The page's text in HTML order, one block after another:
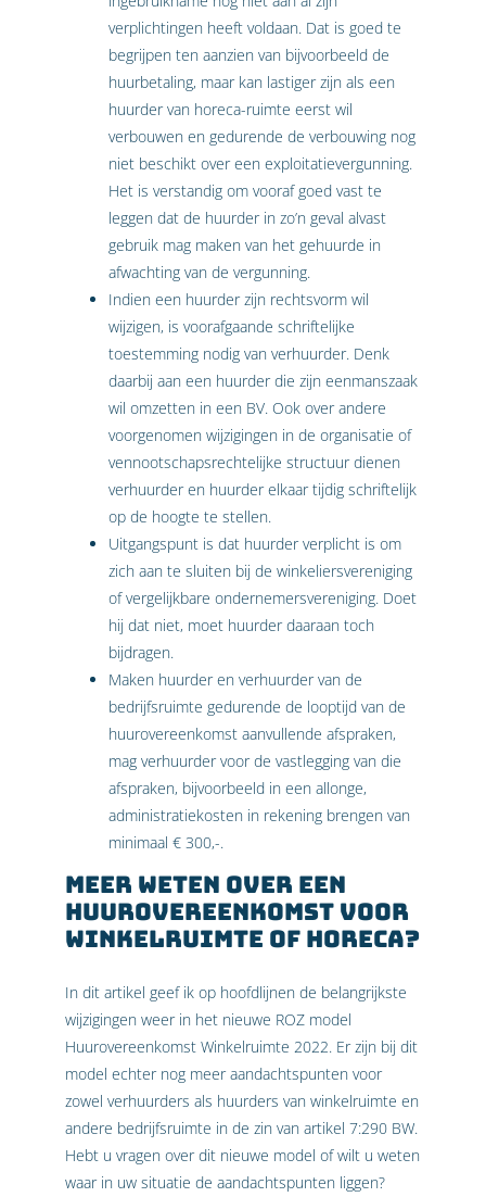
verplichtingen heeft voldaan. Dat is goed te
begrijpen ten aanzien van bijvoorbeeld de
huurbetaling, maar kan lastiger zijn als een
huurder van horeca-ruimte eerst wil
verbouwen en gedurende de verbouwing nog
niet beschikt over een exploitatievergunning.
Het is verstandig om vooraf goed vast te
leggen dat de huurder in zo’n geval alvast
gebruik mag maken van het gehuurde in
afwachting van de vergunning.
Indien een huurder zijn rechtsvorm wil
wijzigen, is voorafgaande schriftelijke
toestemming nodig van verhuurder. Denk
daarbij aan een huurder die zijn eenmanszaak
wil omzetten in een BV. Ook over andere
voorgenomen wijzigingen in de organisatie of
vennootschapsrechtelijke structuur dienen
verhuurder en huurder elkaar tijdig schriftelijk
op de hoogte te stellen.
Uitgangspunt is dat huurder verplicht is om
zich aan te sluiten bij de winkeliersvereniging
of vergelijkbare ondernemersvereniging. Doet
hij dat niet, moet huurder daaraan toch
bijdragen.
Maken huurder en verhuurder van de
bedrijfsruimte gedurende de looptijd van de
huurovereenkomst aanvullende afspraken,
mag verhuurder voor de vastlegging van die
afspraken, bijvoorbeeld in een allonge,
administratiekosten in rekening brengen van
minimaal € 300,-.
Meer weten over een
huurovereenkomst voor
winkelruimte of horeca?
In dit artikel geef ik op hoofdlijnen de belangrijkste
wijzigingen weer in het nieuwe ROZ model
Huurovereenkomst Winkelruimte 2022. Er zijn bij dit
model echter nog meer aandachtspunten voor
zowel verhuurders als huurders van winkelruimte en
andere bedrijfsruimte in de zin van artikel 7:290 BW.
Hebt u vragen over dit nieuwe model of wilt u weten
waar in uw situatie de aandachtspunten liggen?